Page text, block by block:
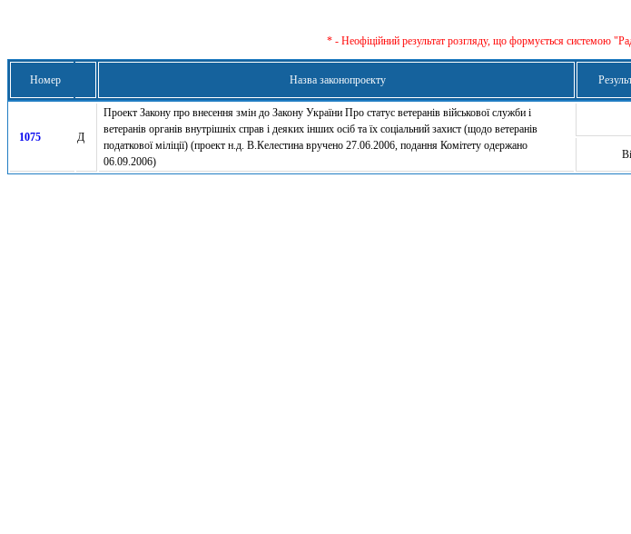
* - Неофіційний результат розгляду, що формується сиcтемою
Номер Назва законопроекту
1075 Д
Проект Закону про внесення змін до Закону України Про статус ветеранів військової служби і
ветеранів органів внутрішніх справ і деяких інших осіб та їх соціальний захист (щодо ветеранів
податкової міліції) (проект н.д. В.Келестина вручено 27.06.2006, подання Комітету одержано
06.09.2006)